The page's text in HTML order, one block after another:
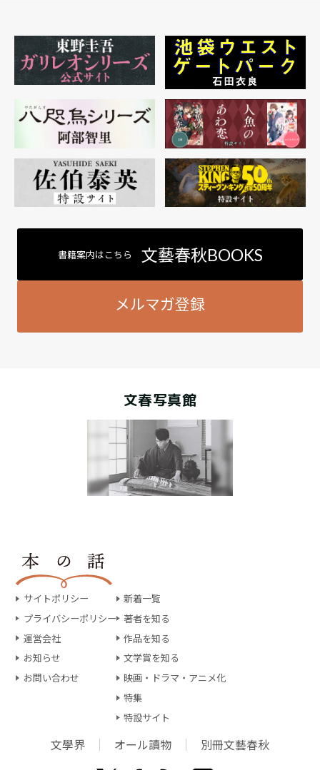
書籍案内はこちら 文藝春秋BOOKS
メルマガ登録
文春写真館
サイトポリシー
プライバシーポリシー
運営会社
お知らせ
お問い合わせ
新着一覧
著者を知る
作品を知る
文学賞を知る
映画・ドラマ・アニメ化
特集
特設サイト
文學界 オール讀物 別冊文藝春秋